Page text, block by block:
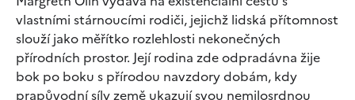
vlastními stárnoucími rodiči, jejichž lidská přítomnost
slouží jako měřítko rozlehlosti nekonečných
přírodních prostor. Její rodina zde odpradávna žije
bok po boku s přírodou navzdory dobám, kdy
prapůvodní síly země ukazují svou nemilosrdnou